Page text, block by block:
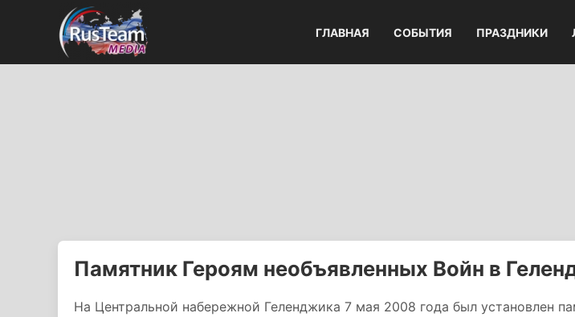
ГЛАВНАЯ СОБЫТИЯ ПРАЗДНИКИ
Памятник Героям необъявленных Войн в
На Центральной набережной Геленджика 7 мая 2008 года был установлен